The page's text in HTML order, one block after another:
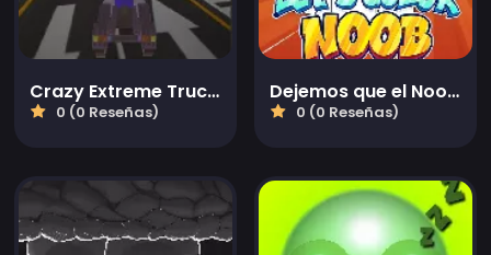
Crazy Extreme Truck Parking Simulation 3d
0 (0 Reseñas)
Dejemos que el Noob coloree
0 (0 Reseñas)